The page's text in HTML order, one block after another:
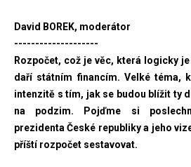
David BOREK, moderátor
--------------------
Rozpočet, což je věc, která logicky
daří státním financím. Velké téma,
intenzitě s tím, jak se budou blížit ty
na podzim. Pojďme si
prezidenta České republiky a jeho
příští rozpočet sestavovat.